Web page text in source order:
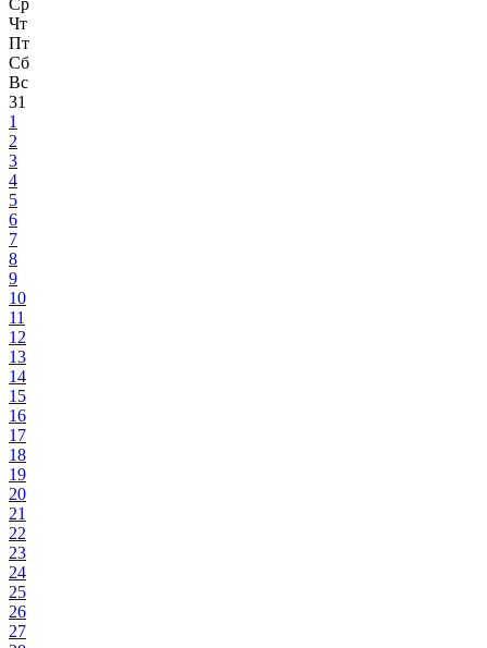
Ср
Чт
Пт
Сб
Вс
31
1
2
3
4
5
6
7
8
9
10
11
12
13
14
15
16
17
18
19
20
21
22
23
24
25
26
27